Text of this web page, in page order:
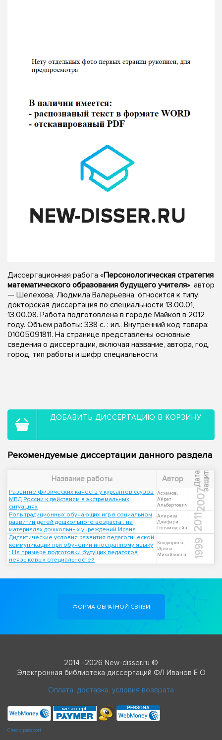
Диссертационная работа «Персонологическая стратегия
математического образования будущего учителя», автор
— Шелехова, Людмила Валерьевна, относится к типу:
докторская диссертация по специальности 13.00.01,
13.00.08. Работа подготовлена в городе Майкоп в 2012
году. Объем работы: 338 с. : ил.. Внутренний код товара:
01005091811. На странице представлены основные
сведения о диссертации, включая название, автора, год,
город, тип работы и шифр специальности.
ДОБАВИТЬ ДИССЕРТАЦИЮ В КОРЗИНУ
Рекомендуемые диссертации данного раздела
Название работы Автор Д
а
т
а
з
а
щ
и
т ы
Развитие физических качеств у курсантов ссузов
МВД России к действиям в экстремальных
ситуациях
Асхамов,
Айрат
Альбертович
2007
Роль традиционных обучающих игр в социальном
развитии детей дошкольного возраста : на
материалах дошкольных учреждений Ирана
Алириза
Джафари
Голямхусейн
2011
Дидактические условия развития педагогической
коммуникации при обучении иностранному языку
: На примере подготовки будущих педагогов
неязыковых специальностей
Кондюрина,
Ирина
Михайловна
1999
ФОРМА ОБРАТНОЙ СВЯЗИ
2014 -2026 New-disser.ru ©
Электронная библиотека диссертаций ФЛ Иванов Е О
Оплата, доставка, условия возврата
Check passport